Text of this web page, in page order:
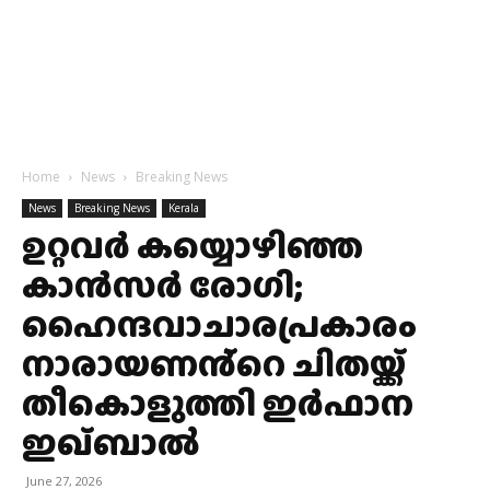
Home News Breaking News
News Breaking News Kerala
ഉറ്റവർ കയ്യൊഴിഞ്ഞ
കാൻസർ രോഗി;
ഹൈന്ദവാചാരപ്രകാരം
നാരായണൻ്റെ ചിതയ്ക്ക്
തീകൊളുത്തി ഇർഫാന
ഇഖ്ബാൽ
June 27, 2026